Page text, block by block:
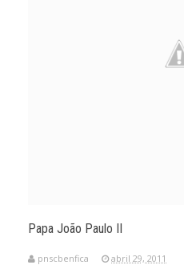
Papa João Paulo II
pnscbenfica abril 29, 2011